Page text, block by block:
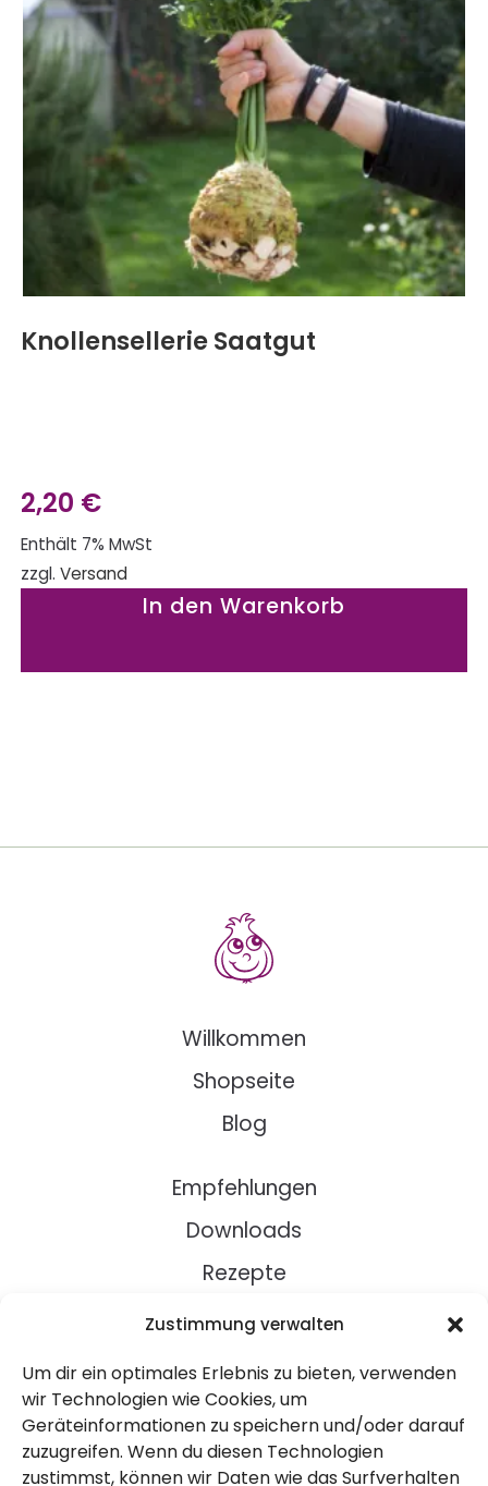
Zustimmung verwalten
Um dir ein optimales Erlebnis zu bieten, verwenden
wir Technologien wie Cookies, um
Geräteinformationen zu speichern und/oder darauf
zuzugreifen. Wenn du diesen Technologien
zustimmst, können wir Daten wie das Surfverhalten
Knollensellerie Saatgut
2,20 €
Enthält 7% MwSt
zzgl. Versand
In den Warenkorb
Willkommen
Shopseite
Blog
Empfehlungen
Downloads
Rezepte
Über Uns
Kontakt
Impressum